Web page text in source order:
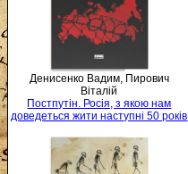
Денисенко Вадим, Пирович
Віталій
Постпутін. Росія, з якою нам
доведеться жити наступні 50 років